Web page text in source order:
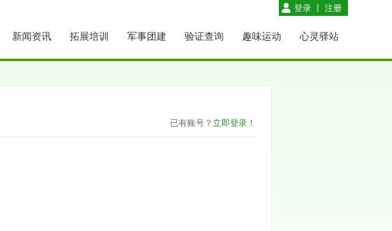
新闻资讯 拓展培训 军事团建 验证查询 趣味运动 心灵驿站
登录 注册
已有账号？ 立即登录！